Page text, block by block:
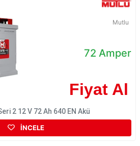
Mutlu
72 Amper
Fiyat Al
2 12 V 72 Ah 640 EN Akü
İNCELE